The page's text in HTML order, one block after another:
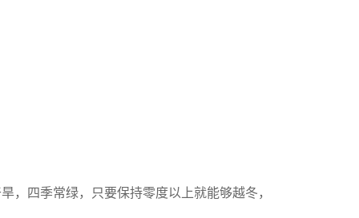
，四季常绿，只要保持零度以上就能够越冬，